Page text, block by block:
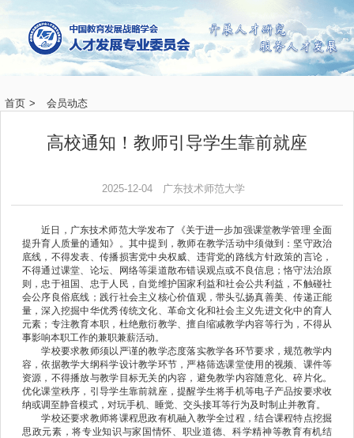
首页 > 会员动态
高校通知！教师引导学生靠前就座
2025-12-04 广东技术师范大学
近日，广东技术师范大学发布了《关于进一步加强课堂教学管理 全面
提升育人质量的通知》。其中提到，教师在教学活动中须做到：坚守政治
底线，不得发表、传播损害党中央权威、违背党的路线方针政策的言论，
不得通过课堂、论坛、网络等渠道散布错误观点或不良信息；恪守法治原
则，忠于祖国、忠于人民，自觉维护国家利益和社会公共利益，不触碰社
会公序良俗底线；践行社会主义核心价值观，带头弘扬真善美、传递正能
量，深入挖掘中华优秀传统文化、革命文化和社会主义先进文化中的育人
元素；专注教育本职，杜绝敷衍教学、擅自缩减教学内容等行为，不得从
事影响本职工作的兼职兼薪活动。
学校要求教师须以严谨的教学态度落实教学各环节要求，规范教学内
容，依据教学大纲科学设计教学环节，严格筛选课堂使用的视频、课件等
资源，不得播放与教学目标无关的内容，避免教学内容随意化、碎片化。
优化课堂秩序，引导学生靠前就座，提醒学生将手机等电子产品按要求收
纳或调至静音模式，对玩手机、睡觉、交头接耳等行为及时制止并教育。
学校还要求教师将课程思政有机融入教学全过程，结合课程特点挖掘
思政元素，将专业知识与家国情怀、职业道德、科学精神等教育有机结